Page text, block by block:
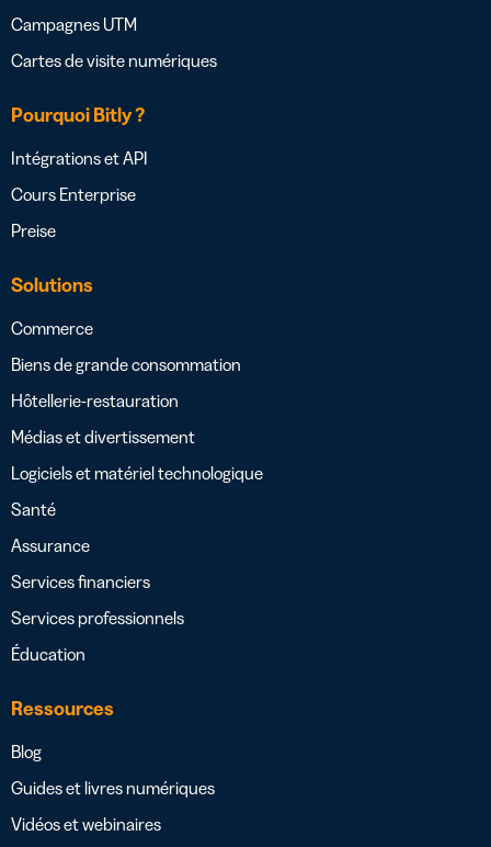
Campagnes UTM
Cartes de visite numériques
Pourquoi Bitly ?
Intégrations et API
Cours Enterprise
Preise
Solutions
Commerce
Biens de grande consommation
Hôtellerie-restauration
Médias et divertissement
Logiciels et matériel technologique
Santé
Assurance
Services financiers
Services professionnels
Éducation
Ressources
Blog
Guides et livres numériques
Vidéos et webinaires